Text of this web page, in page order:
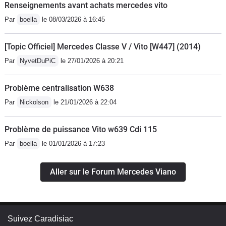
15000 euro déduction faite de l aide
mercedesle garage mercedes benz
bordeaux-begles estime mon véhicule
cote argus 15000 euroje suis perdu
que faire ??,merci de votre aidea oui
pour la facture on peut payer en quatre
fois avec frais faite le calcul christian
Renseignements avant achats mercedes vito
Par boella le 08/03/2026 à 16:45
[Topic Officiel] Mercedes Classe V / Vito [W447] (2014)
Par NyvetDuPiC le 27/01/2026 à 20:21
Problème centralisation W638
Par Nickolson le 21/01/2026 à 22:04
Problème de puissance Vito w639 Cdi 115
Par boella le 01/01/2026 à 17:23
Aller sur le Forum Mercedes Viano
Suivez Caradisiac